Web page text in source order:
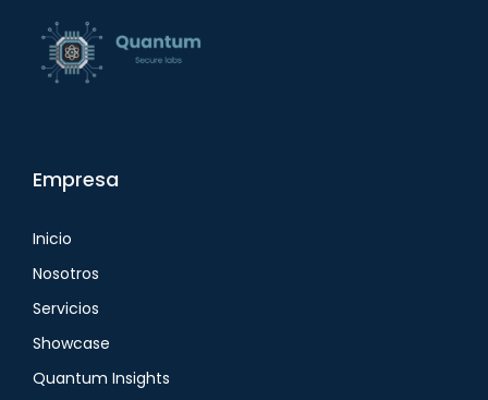
Empresa
Inicio
Nosotros
Servicios
Showcase
Quantum Insights